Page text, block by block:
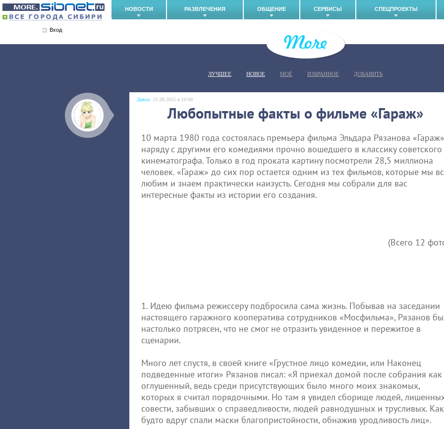
НОВОСТИ РАЗВЛЕЧЕНИЯ ОБЩЕНИЕ СЕРВИСЫ СПЕЦПРОЕКТЫ
Вход
ЛУЧШЕЕ НОВОЕ МОЁ ИЗБРАННОЕ ДОБАВИТЬ
Дикси 21.08.2015 в 10:00
Любопытные факты о фильме «Гараж»
10 марта 1980 года состоялась премьера фильма Эльдара Рязанова
наряду с другими его комедиями прочно вошедшего в классику советского
кинематографа. Только в год проката картину посмотрели 28,5 миллиона
человек. «Гараж» до сих пор остается одним из тех фильмов, которые мы
любим и знаем практически наизусть. Сегодня мы собрали для вас
интересные факты из истории его создания.
(Всего 12
1. Идею фильма режиссеру подбросила сама жизнь. Побывав на заседании
настоящего гаражного кооператива сотрудников «Мосфильма», Рязанов
настолько потрясен, что не смог не отразить увиденное и пережитое в
сценарии.
Много лет спустя, в своей книге «Грустное лицо комедии, или Наконец
подведенные итоги» Рязанов писал: «Я приехал домой после собрания как
оглушенный, ведь среди присутствующих было много моих знакомых,
которых я считал порядочными. Но там я увидел сборище людей,
совести, забывших о справедливости, людей равнодушных и трусливых. Как
будто вдруг спали маски благопристойности, обнажив уродливость лиц».